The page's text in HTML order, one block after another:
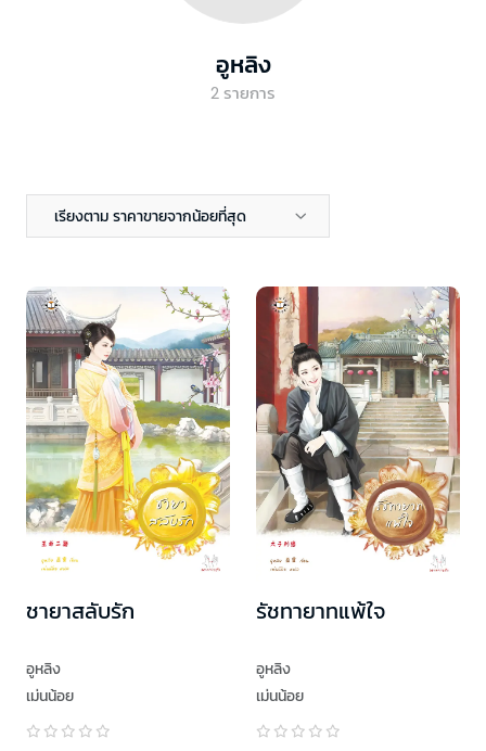
อูหลิง
2รายการ
เรียงตาม ราคาขายจากน้อยที่สุด
ชายาสลับรัก
อูหลิง
เม่นน้อย
รัชทายาทแพ้ใจ
อูหลิง
เม่นน้อย